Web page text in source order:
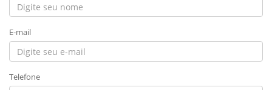
E-mail
Telefone